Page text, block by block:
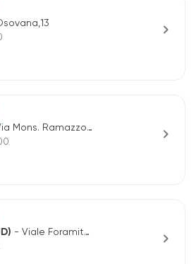
chevron_right
Mons. Ramazzotti
chevron_right
- Viale Foramitti, 8-2
chevron_right